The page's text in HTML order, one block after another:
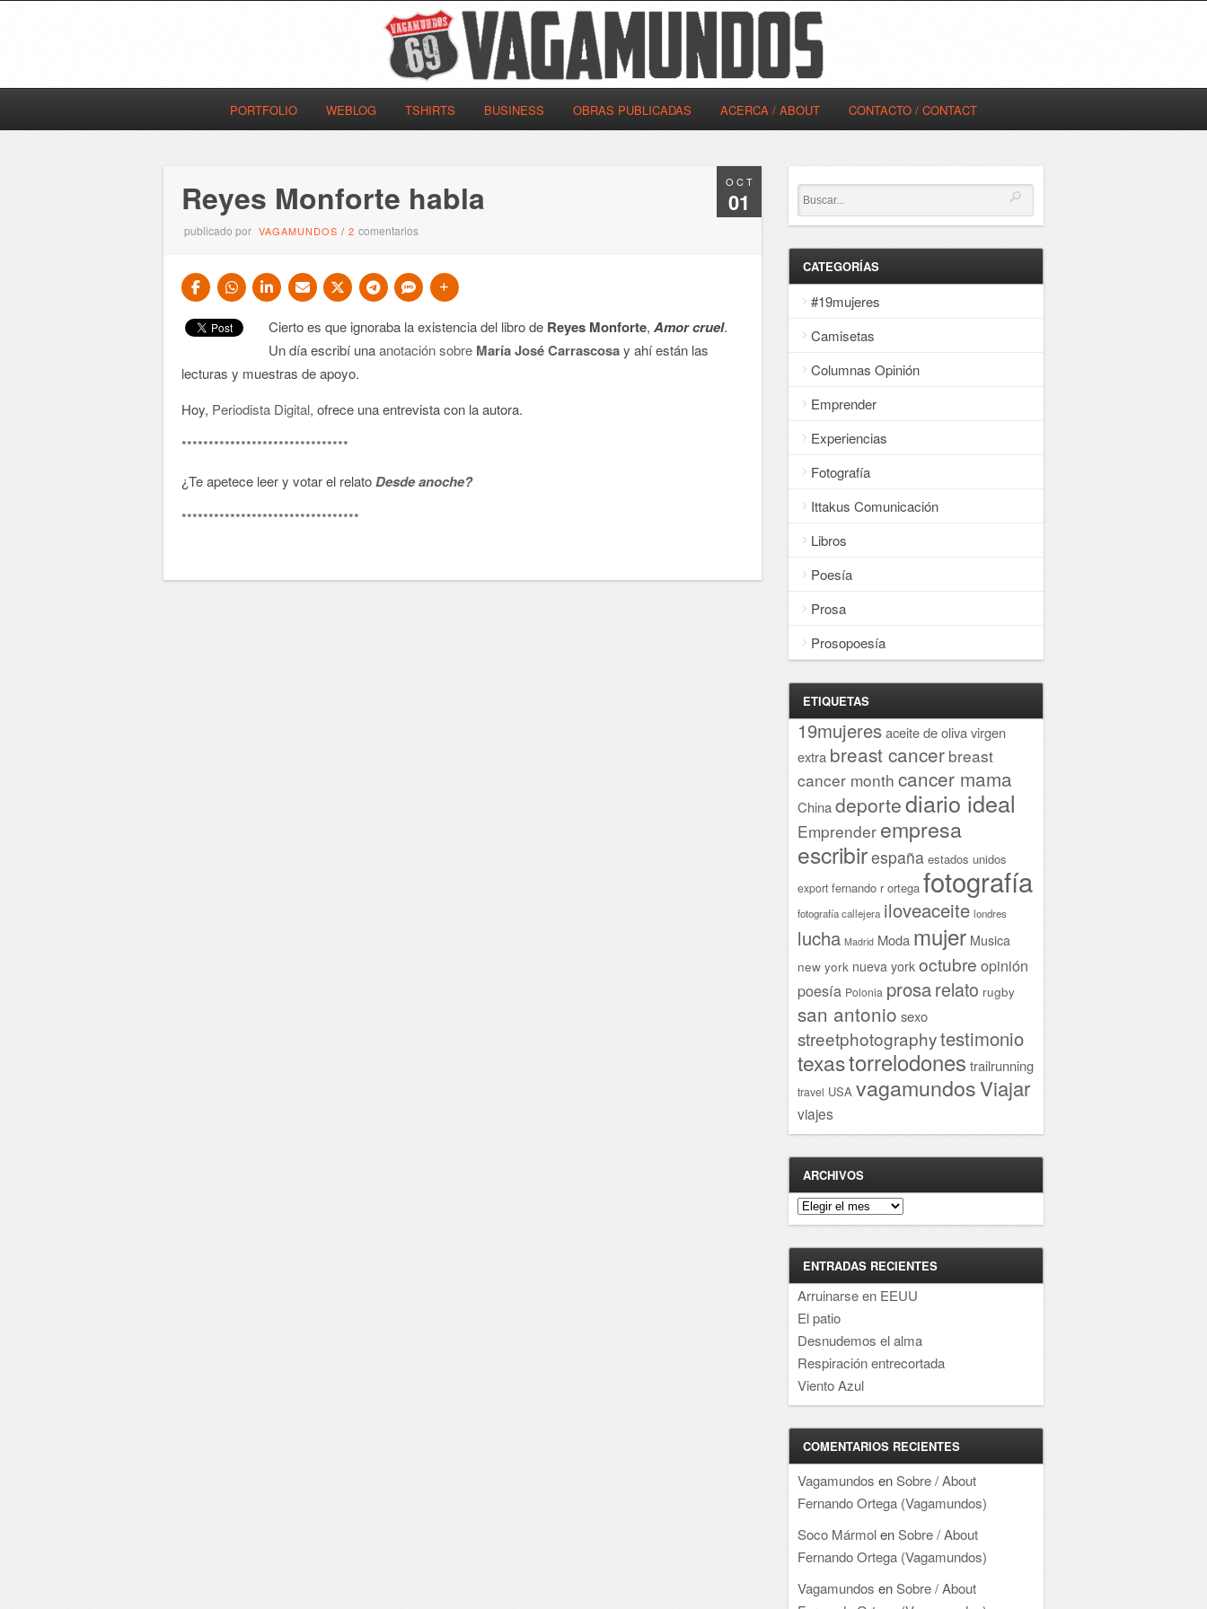
PORTFOLIO WEBLOG TSHIRTS BUSINESS OBRAS PUBLICADAS ACERCA / ABOUT CONTACTO / CONTACT
OCT
01
Reyes Monforte habla
publicado por VAGAMUNDOS /2comentarios
Cierto es que ignoraba la existencia del libro de Reyes Monforte,Amor cruel.
Un día escribí unaanotación sobre María José Carrascosay ahí están las
lecturas y muestras de apoyo.
Hoy, Periodista Digital, ofrece una entrevista con la autora.
*******************************
¿Te apetece leer y votar el relatoDesde anoche?
*********************************
CATEGORÍAS
#19mujeres
Camisetas
Columnas Opinión
Emprender
Experiencias
Fotografía
Ittakus Comunicación
Libros
Poesía
Prosa
Prosopoesía
ETIQUETAS
19mujeresaceite de oliva virgen
extra breast cancer breast
cancer month cancer mama
Chinadeportediario ideal
Emprender empresa
escribirespaña estados unidos
export fernando r ortega fotografía
fotografía callejera iloveaceite londres
lucha Madrid Moda mujer Musica
new york nueva york octubre opinión
poesía Polonia prosarelato rugby
san antonio sexo
streetphotographytestimonio
texastorrelodones trailrunning
travel USA vagamundosViajar
viajes
ARCHIVOS
Archivos
ENTRADAS RECIENTES
Arruinarse en EEUU
El patio
Desnudemos el alma
Respiración entrecortada
Viento Azul
COMENTARIOS RECIENTES
Vagamundos enSobre / About
Fernando Ortega (Vagamundos)
Soco MármolenSobre / About
Fernando Ortega (Vagamundos)
Vagamundos enSobre / About